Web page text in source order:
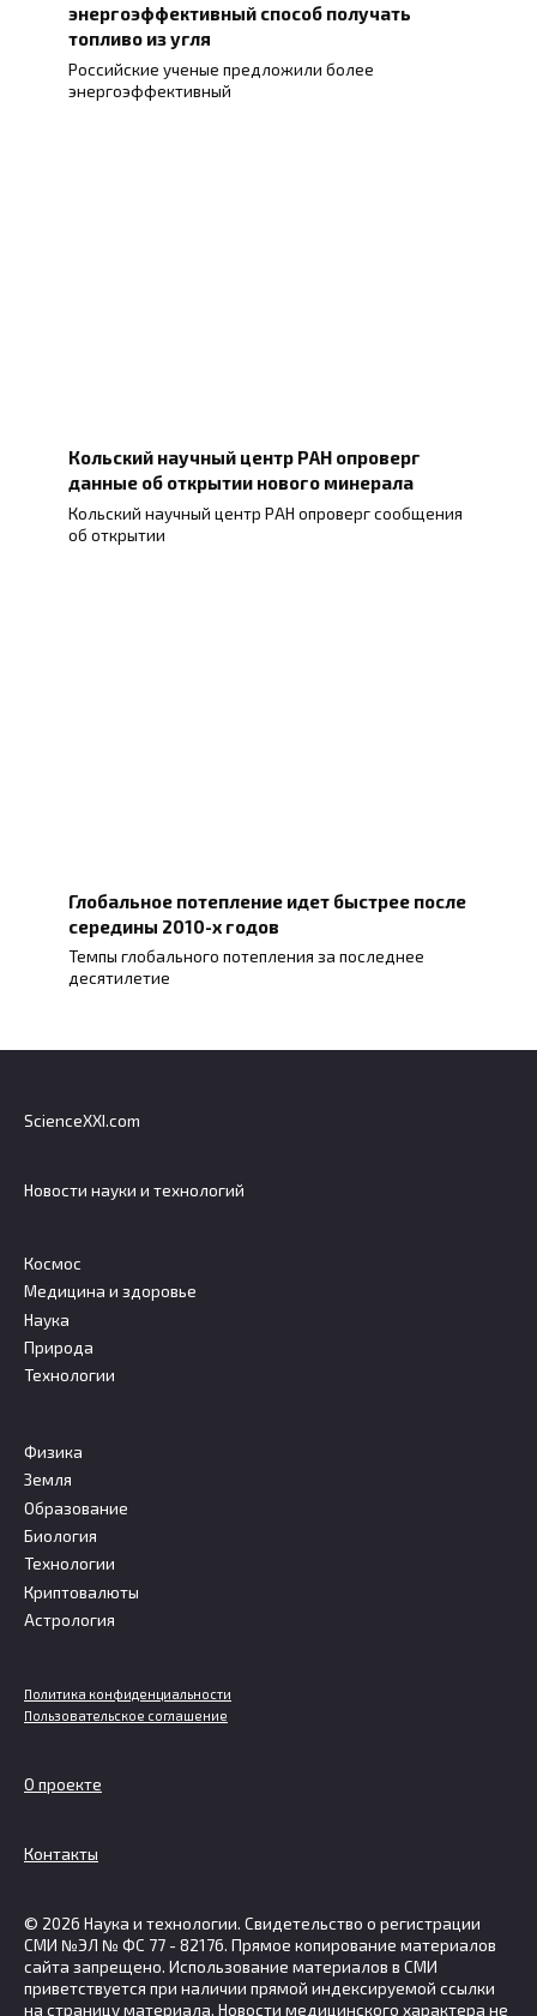
энергоэффективный способ получать
топливо из угля
Российские ученые предложили более
энергоэффективный
Кольский научный центр РАН опроверг
данные об открытии нового минерала
Кольский научный центр РАН опроверг сообщения
об открытии
Глобальное потепление идет быстрее после
середины 2010-х годов
Темпы глобального потепления за последнее
десятилетие
ScienceXXI.com
Новости науки и технологий
Космос
Медицина и здоровье
Наука
Природа
Технологии
Физика
Земля
Образование
Биология
Технологии
Криптовалюты
Астрология
Политика конфиденциальности
Пользовательское соглашение
О проекте
Контакты
© 2026 Наука и технологии. Свидетельство о регистрации
СМИ №ЭЛ № ФС 77 - 82176. Прямое копирование материалов
сайта запрещено. Использование материалов в СМИ
приветствуется при наличии прямой индексируемой ссылки
на страницу материала. Новости медицинского характера не